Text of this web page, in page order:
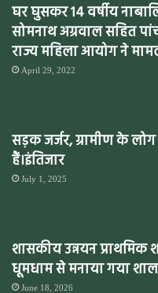
घर घुसकर 14 वर्षीय
सोमनाथ अग्रवाल सहित
राज्य महिला आयोग ने
April 29, 2022
सड़क जर्जर, ग्रामीण के
हैं।इंतिजार
July 1, 2025
शासकीय उन्नयन प्राथमिक
धूमधाम से मनाया गया
June 18, 2026